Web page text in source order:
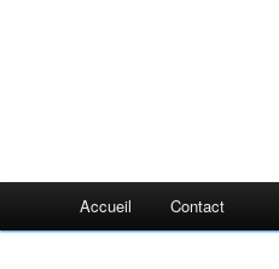
Accueil Contact